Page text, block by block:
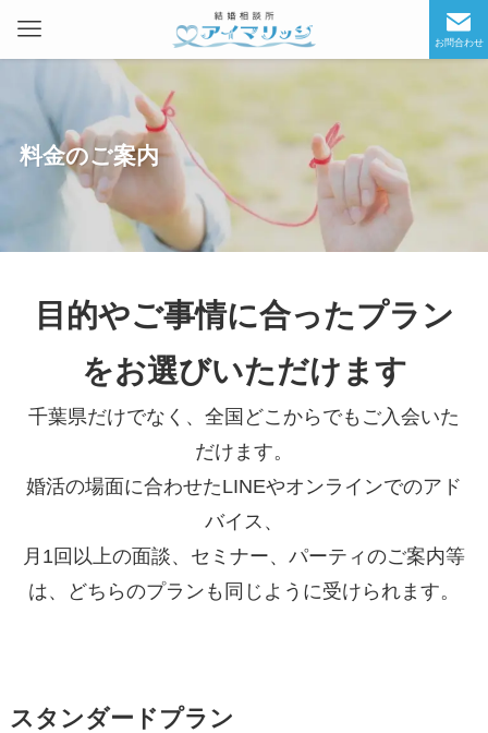
お問合わせ
料金のご案内
目的やご事情に合ったプラン
をお選びいただけます
千葉県だけでなく、全国どこからでもご入会いた
だけます。
婚活の場面に合わせたLINEやオンラインでのアド
バイス、
月1回以上の面談、セミナー、パーティのご案内等
は、どちらのプランも同じように受けられます。
スタンダードプラン